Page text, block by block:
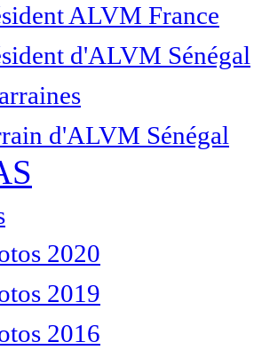
ALVM France
d'ALVM Sénégal
d'ALVM Sénégal
2020
2019
2016